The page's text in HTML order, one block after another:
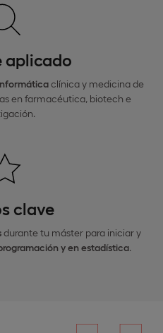
aplicado
clínica y medicina de
en farmacéutica, biotech e
clave
durante tu máster para iniciar y
y en estadística.